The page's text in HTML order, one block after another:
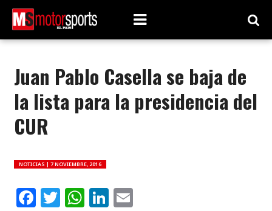
Juan Pablo Casella se baja de
la lista para la presidencia del
CUR
NOTICIAS | 7 NOVIEMBRE, 2016
Facebook
Twitter
WhatsApp
LinkedIn
Email